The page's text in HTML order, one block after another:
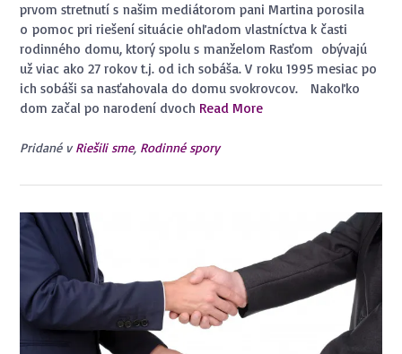
prvom stretnutí s našim mediátorom pani Martina porosila
o pomoc pri riešení situácie ohľadom vlastníctva k časti
rodinného domu, ktorý spolu s manželom Rasťom obývajú
už viac ako 27 rokov t.j. od ich sobáša. V roku 1995 mesiac po
ich sobáši sa nasťahovala do domu svokrovcov. Nakoľko
dom začal po narodení dvoch Read More
Pridané v Riešili sme, Rodinné spory